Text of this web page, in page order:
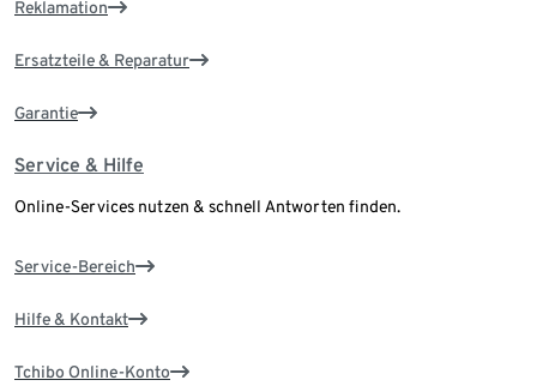
Reklamation
Ersatzteile & Reparatur
Garantie
Service & Hilfe
Online-Services nutzen & schnell Antworten finden.
Service-Bereich
Hilfe & Kontakt
Tchibo Online-Konto